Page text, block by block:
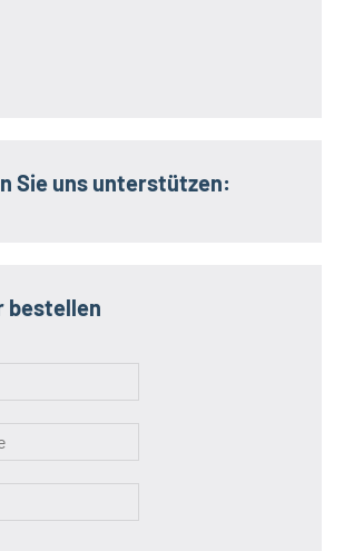
Sie uns unterstützen:
bestellen